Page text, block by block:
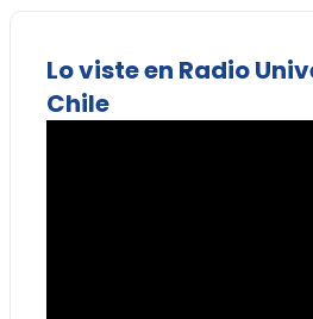
Lo viste en Radio
Chile